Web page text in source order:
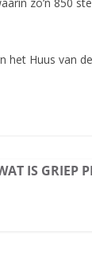
het Huus van
IS GRIEP